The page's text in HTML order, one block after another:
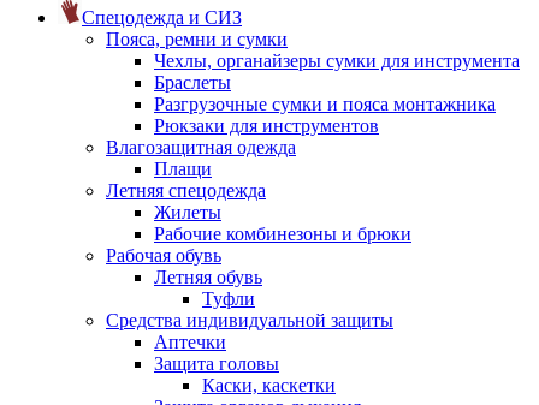
Спецодежда и СИЗ
Пояса, ремни и сумки
Чехлы, органайзеры сумки для инструмента
Браслеты
Разгрузочные сумки и пояса монтажника
Рюкзаки для инструментов
Влагозащитная одежда
Плащи
Летняя спецодежда
Жилеты
Рабочие комбинезоны и брюки
Рабочая обувь
Летняя обувь
Туфли
Средства индивидуальной защиты
Аптечки
Защита головы
Каски, каскетки